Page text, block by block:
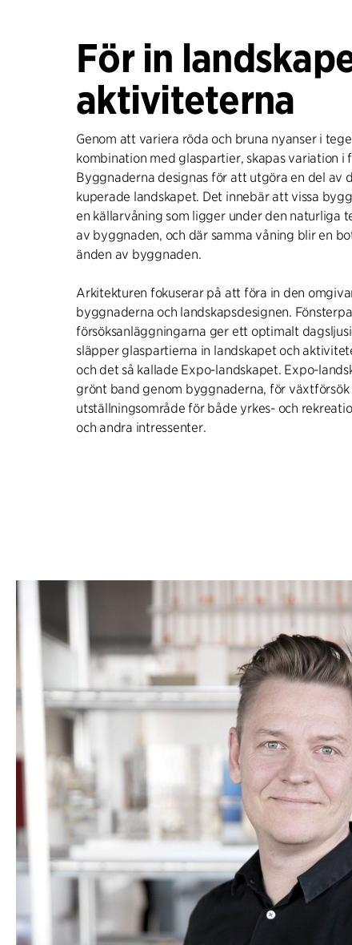
För in
aktiviteterna
Genom att variera röda och bruna nyanser i
kombination med glaspartier, skapas variation i
Byggnaderna designas för att utgöra en del av
kuperade landskapet. Det innebär att vissa
en källarvåning som ligger under den naturliga
av byggnaden, och där samma våning blir en
änden av byggnaden.
Arkitekturen fokuserar på att föra in den
byggnaderna och landskapsdesignen.
försöksanläggningarna ger ett optimalt
släpper glaspartierna in landskapet och
och det så kallade Expo-landskapet. Expo-
grönt band genom byggnaderna, för växtförsök
utställningsområde för både yrkes- och
och andra intressenter.